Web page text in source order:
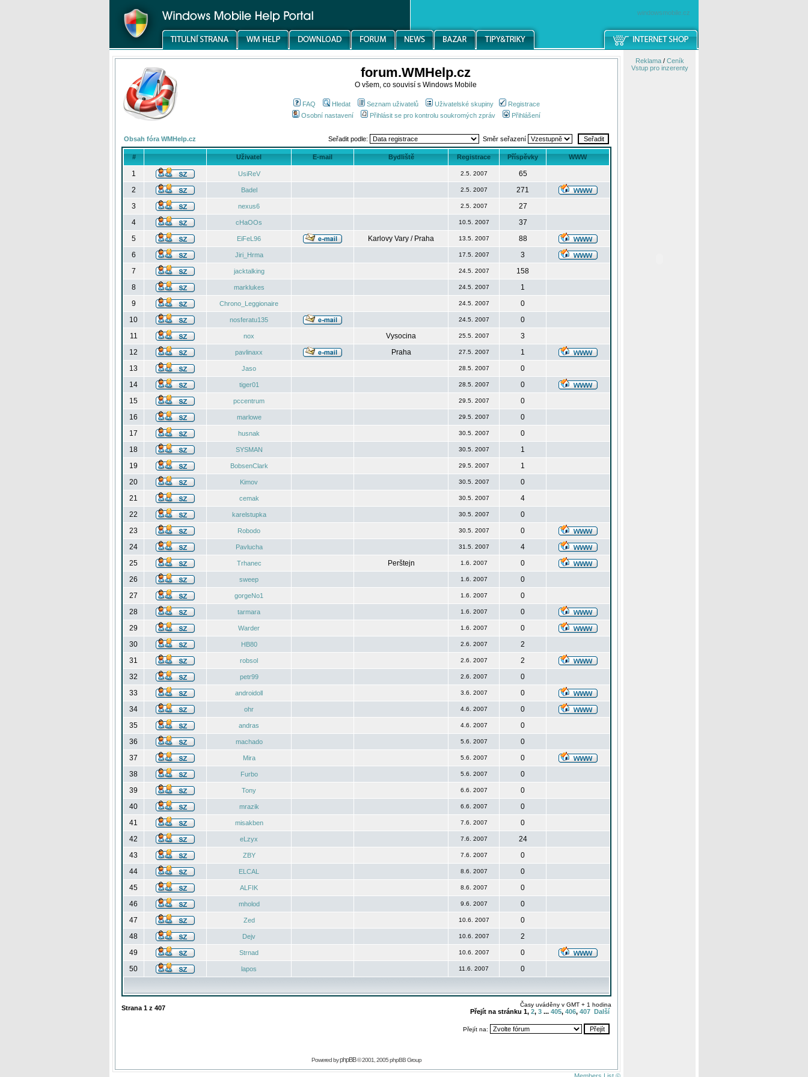
windowsmobile.cz
forum.WMHelp.cz
O všem, co souvisí s Windows Mobile
FAQ Hledat Seznam uživatelů Uživatelské skupiny
Registrace
Osobní nastavení
Přihlásit se pro kontrolu soukromých zpráv Přihlášení
Obsah fóra WMHelp.cz Seřadit podle: Směr seřazení
# Uživatel E-mail Bydliště Registrace Příspěvky WWW
1 UsiReV 2.5. 2007
65
2
Badel 2.5. 2007
271
3
nexus6 2.5. 2007
27
4
cHaOOs 10.5. 2007
37
5
EiFeL96 Karlovy Vary / Praha 13.5. 2007
88
6
Jiri_Hrma 17.5. 2007
3
7
jacktalking 24.5. 2007
158
8
marklukes 24.5. 2007
1
9
Chrono_Leggionaire 24.5. 2007
0
10
nosferatu135 24.5. 2007
0
11
nox Vysocina 25.5. 2007
3
12
pavlinaxx Praha 27.5. 2007
1
13
Jaso 28.5. 2007
0
14
tiger01 28.5. 2007
0
15
pccentrum 29.5. 2007
0
16
marlowe 29.5. 2007
0
17
husnak 30.5. 2007
0
18
SYSMAN 30.5. 2007
1
19
BobsenClark 29.5. 2007
1
20
Kimov 30.5. 2007
0
21
cemak 30.5. 2007
4
22
karelstupka 30.5. 2007
0
23
Robodo 30.5. 2007
0
24
Pavlucha 31.5. 2007
4
25
Trhanec Perštejn 1.6. 2007
0
26
sweep 1.6. 2007
0
27
gorgeNo1 1.6. 2007
0
28
tarmara 1.6. 2007
0
29
Warder 1.6. 2007
0
30
HB80 2.6. 2007
2
31
robsol 2.6. 2007
2
32
petr99 2.6. 2007
0
33
androidoll 3.6. 2007
0
34
ohr 4.6. 2007
0
35
andras 4.6. 2007
0
36
machado 5.6. 2007
0
37
Mira 5.6. 2007
0
38
Furbo 5.6. 2007
0
39
Tony 6.6. 2007
0
40
mrazik 6.6. 2007
0
41
misakben 7.6. 2007
0
42
eLzyx 7.6. 2007
24
43
ZBY 7.6. 2007
0
44
ELCAL 8.6. 2007
0
45
ALFIK 8.6. 2007
0
46
mholod 9.6. 2007
0
47
Zed 10.6. 2007
0
48
Dejv 10.6. 2007
2
49
Strnad 10.6. 2007
0
50
lapos 11.6. 2007 0
Strana 1 z 407 Časy uváděny v GMT + 1 hodina
Přejít na stránku 1, 2, 3 ... 405, 406, 407 Další
Přejít na:
Powered byphpBB© 2001, 2005 phpBB Group
Reklama/ Ceník
Vstup pro inzerenty